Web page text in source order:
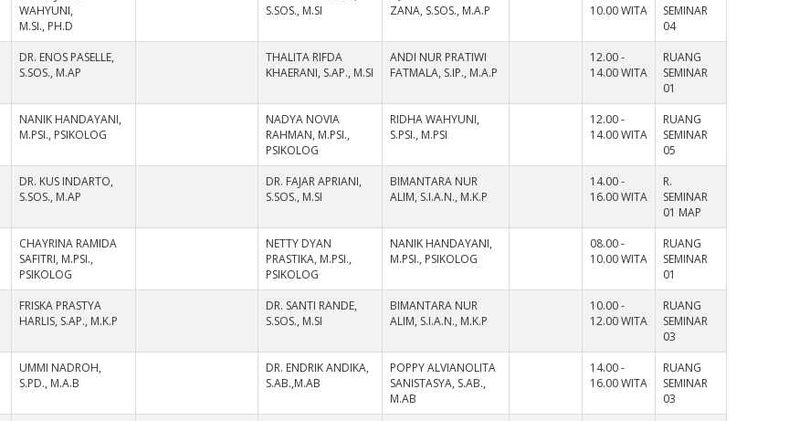
WAHYUNI,
M.SI., PH.D
S.SOS., M.SI
ZANA, S.SOS., M.A.P
10.00 WITA
SEMINAR
04
DR. ENOS PASELLE,
S.SOS., M.AP
THALITA RIFDA
KHAERANI, S.AP., M.SI
ANDI NUR PRATIWI
FATMALA, S.IP., M.A.P
12.00 -
14.00 WITA
RUANG
SEMINAR
01
NANIK HANDAYANI,
M.PSI., PSIKOLOG
NADYA NOVIA
RAHMAN, M.PSI.,
PSIKOLOG
RIDHA WAHYUNI,
S.PSI., M.PSI
12.00 -
14.00 WITA
RUANG
SEMINAR
05
DR. KUS INDARTO,
S.SOS., M.AP
DR. FAJAR APRIANI,
S.SOS., M.SI
BIMANTARA NUR
ALIM, S.I.A.N., M.K.P
14.00 -
16.00 WITA
R.
SEMINAR
01 MAP
CHAYRINA RAMIDA
SAFITRI, M.PSI.,
PSIKOLOG
NETTY DYAN
PRASTIKA, M.PSI.,
PSIKOLOG
NANIK HANDAYANI,
M.PSI., PSIKOLOG
08.00 -
10.00 WITA
RUANG
SEMINAR
01
FRISKA PRASTYA
HARLIS, S.AP., M.K.P
DR. SANTI RANDE,
S.SOS., M.SI
BIMANTARA NUR
ALIM, S.I.A.N., M.K.P
10.00 -
12.00 WITA
RUANG
SEMINAR
03
UMMI NADROH,
S.PD., M.A.B
DR. ENDRIK ANDIKA,
S.AB.,M.AB
POPPY ALVIANOLITA
SANISTASYA, S.AB.,
M.AB
14.00 -
16.00 WITA
RUANG
SEMINAR
03